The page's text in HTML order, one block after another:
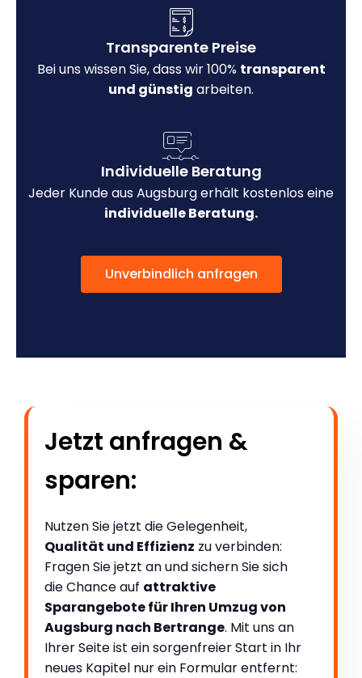
Transparente Preise
Bei uns wissen Sie, dass wir 100% transparent
und günstig arbeiten.
Individuelle Beratung
Jeder Kunde aus Augsburg erhält kostenlos eine
individuelle Beratung.
Unverbindlich anfragen
Jetzt anfragen &
sparen:
Nutzen Sie jetzt die Gelegenheit,
Qualität und Effizienz zu verbinden:
Fragen Sie jetzt an und sichern Sie sich
die Chance auf attraktive
Sparangebote für Ihren Umzug von
Augsburg nach Bertrange. Mit uns an
Ihrer Seite ist ein sorgenfreier Start in Ihr
neues Kapitel nur ein Formular entfernt: